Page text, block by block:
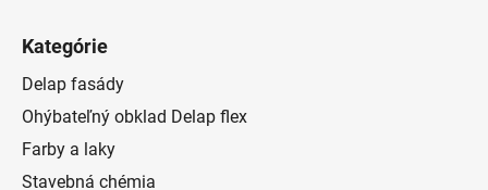
Kategórie
Delap fasády
Ohýbateľný obklad Delap flex
Farby a laky
Stavebná chémia